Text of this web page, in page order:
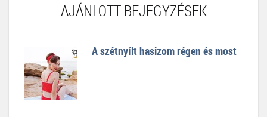
AJÁNLOTT BEJEGYZÉSEK
A szétnyílt hasizom régen és most